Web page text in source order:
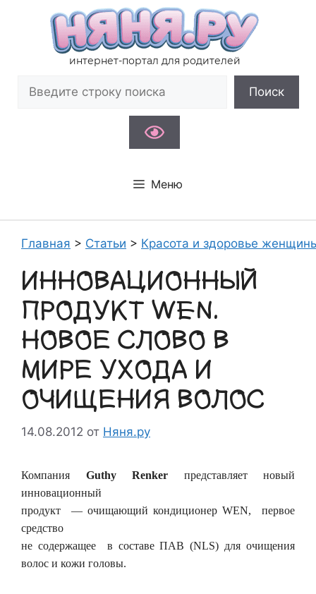
содержимому
интернет-портал для родителей
Поиск
Меню
Главная > Статьи > Красота и здоровье
ИННОВАЦИОННЫЙ
ПРОДУКТ WEN.
НОВОЕ СЛОВО В
МИРЕ УХОДА И
ОЧИЩЕНИЯ ВОЛОС
14.08.2012 от Няня.ру
Компания Guthy Renker представляет новый
инновационный
продукт — очищающий кондиционер WEN, первое
средство
не содержащее в составе ПАВ (NLS) для очищения
волос и кожи головы.